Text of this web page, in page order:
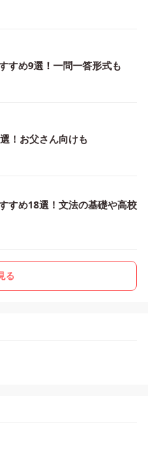
すめ9選！一問一答形式も
！お父さん向けも
すめ18選！文法の基礎や高校
る